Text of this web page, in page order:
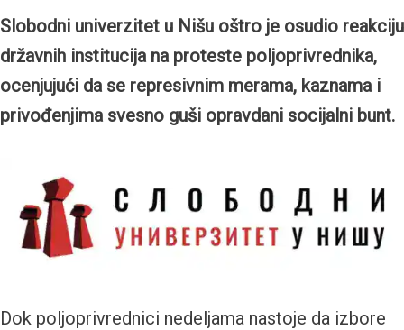
Slobodni univerzitet u Nišu oštro je osudio reakciju
državnih institucija na proteste poljoprivrednika,
ocenjujući da se represivnim merama, kaznama i
privođenjima svesno guši opravdani socijalni bunt.
Dok poljoprivrednici nedeljama nastoje da izbore